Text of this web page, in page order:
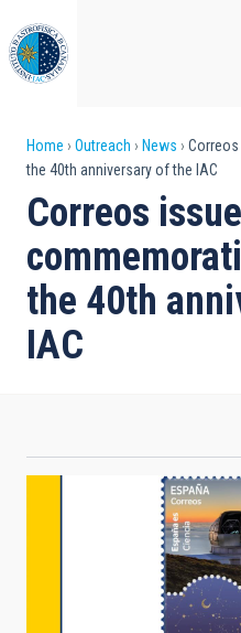
to
main
content
Breadcrumb
Home Outreach News
the 40th anniversary of the IAC
Correos
the 40th
IAC